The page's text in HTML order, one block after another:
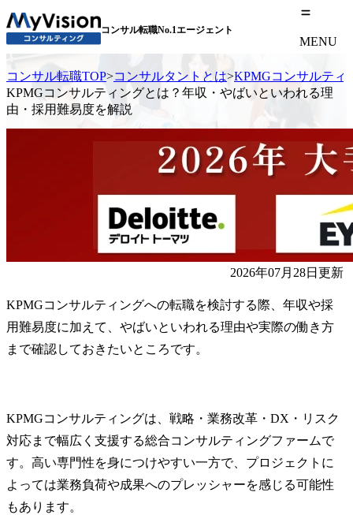
コンサル転職No.1エージェント
MENU
コンサル転職TOP>コンサルタントとは>KPMGコンサルティ
KPMGコンサルティングとは？年収・やばいといわれる理
由・採用難易度を解説
2026年07月28日更新
KPMGコンサルティングへの転職を検討する際、年収や採
用難易度に加えて、やばいといわれる理由や実際の働き方
まで確認しておきたいところです。
KPMGコンサルティングは、戦略・業務改革・DX・リスク
対応まで幅広く支援する総合コンサルティングファームで
す。高い専門性を身につけやすい一方で、プロジェクトに
よっては業務負荷や成果へのプレッシャーを感じる可能性
もあります。